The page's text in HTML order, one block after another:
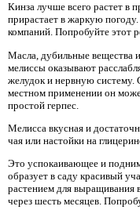
Кинза лучше всего растет в
прирастает в жаркую
компаний. Попробуйте этот
Масла, дубильные вещества
мелиссы оказывают
желудок и нервную систему.
местном применении он
простой герпес.
Мелисса вкусная и
чая или настойки на
Это успокаивающее и
образует в саду красивый
растением для выращивания
через шесть месяцев.